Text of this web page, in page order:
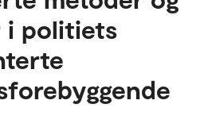
i politiets